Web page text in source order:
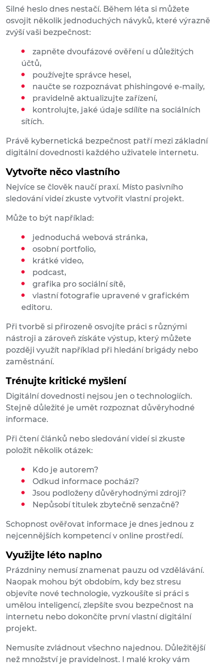
Silné heslo dnes nestačí. Během léta si můžete
osvojit několik jednoduchých návyků, které výrazně
zvýší vaši bezpečnost:
zapněte dvoufázové ověření u důležitých
účtů,
používejte správce hesel,
naučte se rozpoznávat phishingové e-maily,
pravidelně aktualizujte zařízení,
kontrolujte, jaké údaje sdílíte na sociálních
sítích.
Právě kybernetická bezpečnost patří mezi základní
digitální dovednosti každého uživatele internetu.
Vytvořte něco vlastního
Nejvíce se člověk naučí praxí. Místo pasivního
sledování videí zkuste vytvořit vlastní projekt.
Může to být například:
jednoduchá webová stránka,
osobní portfolio,
krátké video,
podcast,
grafika pro sociální sítě,
vlastní fotografie upravené v grafickém
editoru.
Při tvorbě si přirozeně osvojíte práci s různými
nástroji a zároveň získáte výstup, který můžete
později využít například při hledání brigády nebo
zaměstnání.
Trénujte kritické myšlení
Digitální dovednosti nejsou jen o technologiích.
Stejně důležité je umět rozpoznat důvěryhodné
informace.
Při čtení článků nebo sledování videí si zkuste
položit několik otázek:
Kdo je autorem?
Odkud informace pochází?
Jsou podloženy důvěryhodnými zdroji?
Nepůsobí titulek zbytečně senzačně?
Schopnost ověřovat informace je dnes jednou z
nejcennějších kompetencí v online prostředí.
Využijte léto naplno
Prázdniny nemusí znamenat pauzu od vzdělávání.
Naopak mohou být obdobím, kdy bez stresu
objevíte nové technologie, vyzkoušíte si práci s
umělou inteligencí, zlepšíte svou bezpečnost na
internetu nebo dokončíte první vlastní digitální
projekt.
Nemusíte zvládnout všechno najednou. Důležitější
než množství je pravidelnost. I malé kroky vám